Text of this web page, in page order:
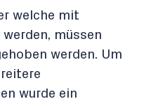
welche mit
müssen
werden. Um
wurde ein